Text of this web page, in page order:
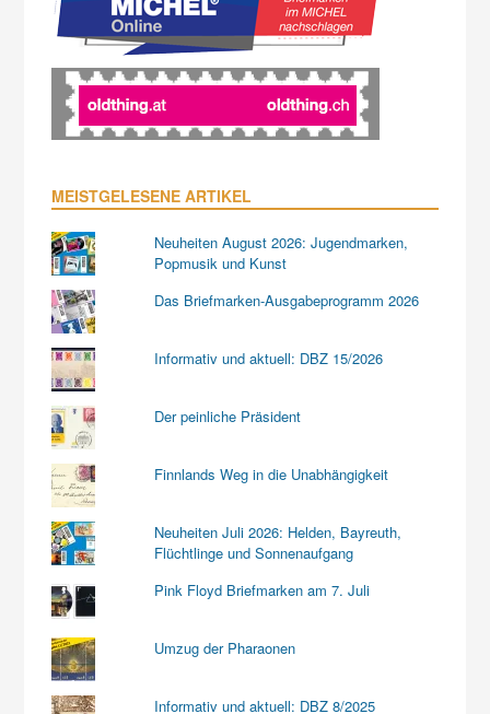
MEISTGELESENE ARTIKEL
Neuheiten August 2026: Jugendmarken,
Popmusik und Kunst
Das Briefmarken-Ausgabeprogramm 2026
Informativ und aktuell: DBZ 15/2026
Der peinliche Präsident
Finnlands Weg in die Unabhängigkeit
Neuheiten Juli 2026: Helden, Bayreuth,
Flüchtlinge und Sonnenaufgang
Pink Floyd Briefmarken am 7. Juli
Umzug der Pharaonen
Informativ und aktuell: DBZ 8/2025